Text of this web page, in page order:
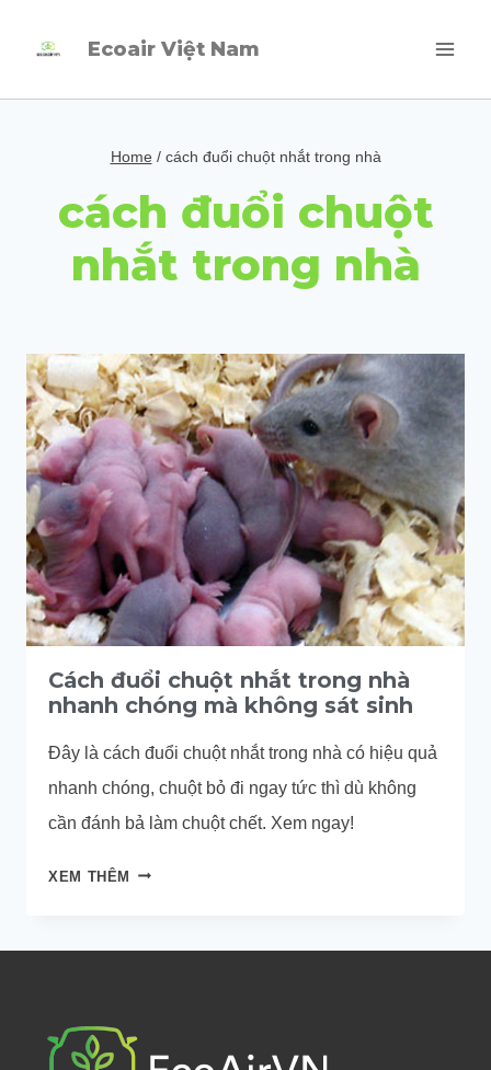
Ecoair Việt Nam
Home / cách đuổi chuột nhắt trong nhà
cách đuổi chuột
nhắt trong nhà
Cách đuổi chuột nhắt trong nhà
nhanh chóng mà không sát sinh
Đây là cách đuổi chuột nhắt trong nhà có hiệu quả
nhanh chóng, chuột bỏ đi ngay tức thì dù không
cần đánh bả làm chuột chết. Xem ngay!
XEM THÊM CÁCH
NHẮT
NHANH
CHÓNG